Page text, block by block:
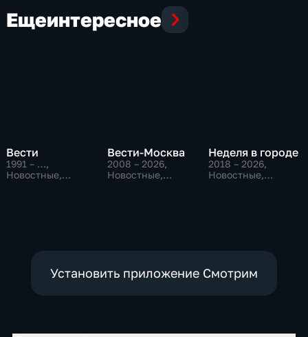
Ещеинтересное
Вести
1991 – …,
Новостные,
Вести-Москва
2008 – 2026,
Новостные,
Неделя в городе
2018 – 2026,
Новостные,
Установить приложение Смотрим